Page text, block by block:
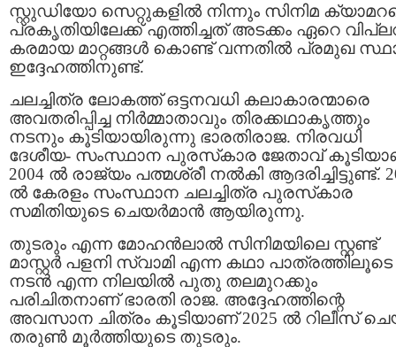
സ്റ്റുഡിയോ സെറ്റുകളിൽ നിന്നും സിനിമ
പ്രകൃതിയിലേക്ക് എത്തിച്ചത് അടക്കം ഏറെ
കരമായ മാറ്റങ്ങൾ കൊണ്ട് വന്നതിൽ പ്രമുഖ
ഇദ്ദേഹത്തിനുണ്ട്.
ചലച്ചിത്ര ലോകത്ത് ഒട്ടനവധി കലാകാരന്മാരെ
അവതരിപ്പിച്ച നിർമ്മാതാവും തിരക്കഥാകൃത്തും
നടനും കൂടിയായിരുന്നു ഭാരതിരാജ. നിരവധി
ദേശീയ- സംസ്ഥാന പുരസ്‌കാര ജേതാവ്
2004 ൽ രാജ്യം പത്മശ്രീ നൽകി ആദരിച്ചിട്ടുണ്ട്.
ൽ കേരളം സംസ്ഥാന ചലച്ചിത്ര പുരസ്‌കാര
സമിതിയുടെ ചെയർമാൻ ആയിരുന്നു.
തുടരും എന്ന മോഹൻലാൽ സിനിമയിലെ സ്റ്റണ്ട്
മാസ്റ്റർ പളനി സ്വാമി എന്ന കഥാ പാത്രത്തിലൂടെ
നടൻ എന്ന നിലയിൽ പുതു തലമുറക്കും
പരിചിതനാണ് ഭാരതി രാജ. അദ്ദേഹത്തിന്റെ
അവസാന ചിത്രം കൂടിയാണ് 2025 ൽ റിലീസ്
തരുൺ മൂർത്തിയുടെ തുടരും.